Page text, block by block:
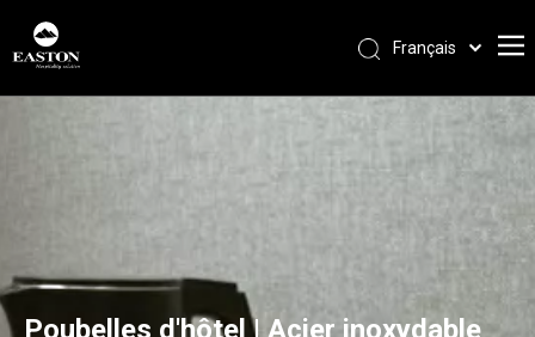
Français
Pусский
English
Poubelles d'hôtel | Acier inoxydable